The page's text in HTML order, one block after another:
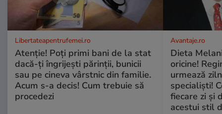
Libertateapentrufemei.ro
Atenție! Poți primi bani de la stat
dacă-ți îngrijești părinții, bunicii
sau pe cineva vârstnic din familie.
Acum s-a decis! Cum trebuie să
procedezi
Avantaje.ro
Dieta
oricine!
urmează
specialiști!
fiecare zi și
acestui stil